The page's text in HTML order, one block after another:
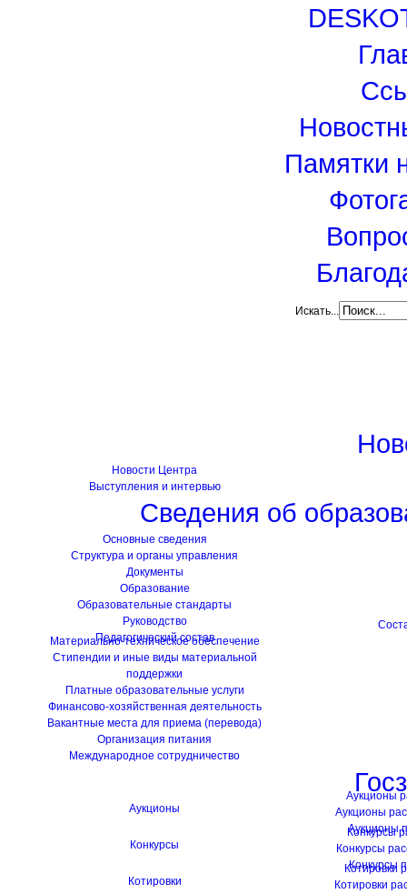
Памятки
Искать...
Новости Центра
Выступления и интервью
Сведения об
Основные сведения
Структура и органы управления
Документы
Образование
Образовательные стандарты
Руководство
Педагогический состав
Материально-техническое обеспечение
Стипендии и иные виды материальной
поддержки
Платные образовательные услуги
Финансово-хозяйственная деятельность
Вакантные места для приема (перевода)
Организация питания
Международное сотрудничество
Аукционы
Аукционы
Аукционы
Аукционы
Конкурсы
Конкурсы
Конкурсы
Конкурсы
Котировки
Котировки
Котировки